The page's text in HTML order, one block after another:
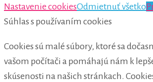
Nastavenie cookiesOdmietnuť všetko
Súhlas s používaním cookies
Cookies sú malé súbory, ktoré sa
vašom počítači a pomáhajú nám k
skúsenosti na našich stránkach.